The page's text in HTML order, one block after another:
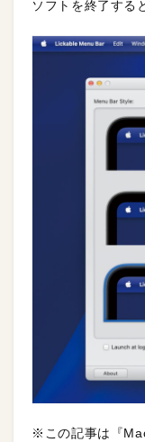
ソフトを終了する
※この記事は『